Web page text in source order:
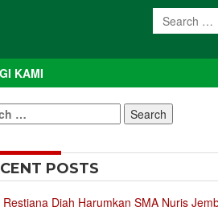
KAMI
POSTS
Restiana Diah Harumkan SMA Nuris